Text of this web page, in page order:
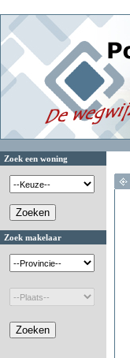
Zoek een woning
Zoek makelaar